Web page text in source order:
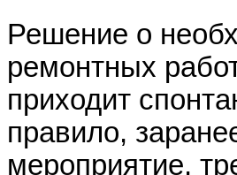
Решение о
ремонтных
приходит
правило,
мероприятие,